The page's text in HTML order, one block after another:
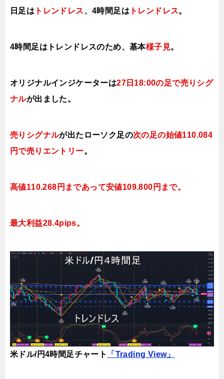
日足は トレンドレス、4時間足は トレンドレス。
4時間足はトレンドレスのため、基本様子見。
オリジナルインジケーターは27日18:00の足で売りシグ
ナルが出ました。
売りシグナルが出たローソク足の次の足の始値110.084
円で売りエントリー。
高値110.268円まであって安値109.800円まで。
最大利益28.4pips。
米ドル/円4時間足チャート 「Trading View」